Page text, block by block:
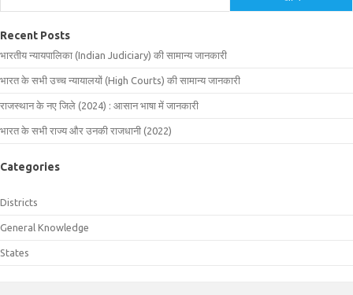
Recent Posts
भारतीय न्यायपालिका (Indian Judiciary) की सामान्य जानकारी
भारत के सभी उच्च न्यायालयों (High Courts) की सामान्य जानकारी
राजस्थान के नए जिले (2024) : आसान भाषा में जानकारी
भारत के सभी राज्य और उनकी राजधानी (2022)
Categories
Districts
General Knowledge
States